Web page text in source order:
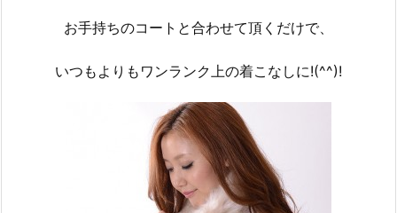
お手持ちのコートと合わせて頂くだけで、
いつもよりもワンランク上の着こなしに!(^^)!